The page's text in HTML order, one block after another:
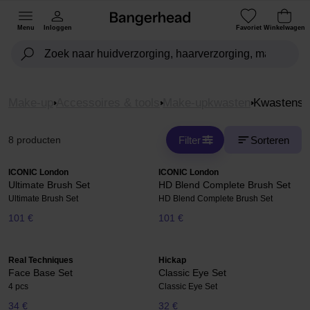
Menu Inloggen Favoriet Winkelwagen
Accessoires & tools Make-upkwasten
8 producten Filter Sorteren
ICONIC London
Ultimate Brush Set
Ultimate Brush Set
101 €
ICONIC London
HD Blend Complete Brush Set
HD Blend Complete Brush Set
101 €
Real Techniques
Face Base Set
4 pcs
34 €
Hickap
Classic Eye Set
Classic Eye Set
32 €